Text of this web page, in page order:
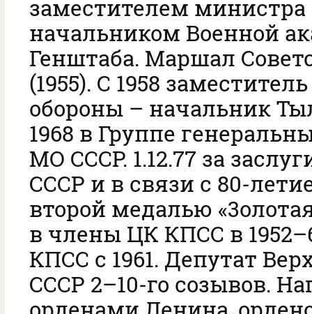
заместителем министра
начальником Военной
Генштаба. Маршал
(1955). С 1958
обороны – начальник
1968 в Группе
МО СССР. 1.12.77 за
СССР и в связи с 80-
второй медалью
в члены ЦК КПСС в
КПСС с 1961. Депутат
СССР 2–10-го созывов.